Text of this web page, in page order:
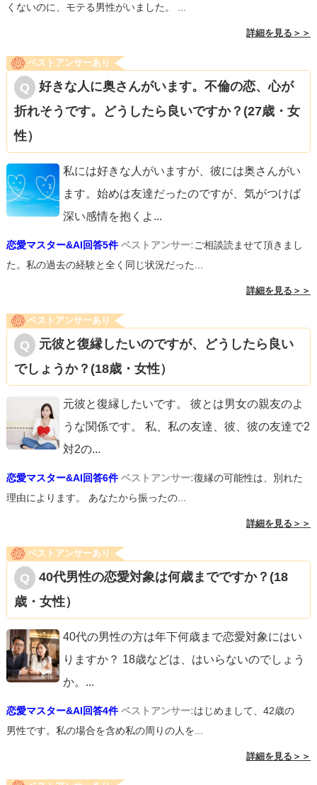
くないのに、モテる男性がいました。 ...
詳細を見る＞＞
ベストアンサーあり
好きな人に奥さんがいます。不倫の恋、心が
折れそうです。どうしたら良いですか？(27歳・女
性）
私には好きな人がいますが、彼には奥さんがい
ます。始めは友達だったのですが、気がつけば
深い感情を抱くよ ...
恋愛マスター&AI回答5件 ベストアンサー:ご相談読ませて頂きまし
た。私の過去の経験と全く同じ状況だった...
詳細を見る＞＞
ベストアンサーあり
元彼と復縁したいのですが、どうしたら良い
でしょうか？(18歳・女性）
元彼と復縁したいです。 彼とは男女の親友のよ
うな関係です。 私、私の友達、彼、彼の友達で2
対2の...
恋愛マスター&AI回答6件 ベストアンサー:復縁の可能性は、別れた
理由によります。 あなたから振ったの...
詳細を見る＞＞
ベストアンサーあり
40代男性の恋愛対象は何歳までですか？(18
歳・女性）
40代の男性の方は年下何歳まで恋愛対象にはい
りますか？ 18歳などは、はいらないのでしょう
か。 ...
恋愛マスター&AI回答4件 ベストアンサー:はじめまして、42歳の
男性です。私の場合を含め私の周りの人を...
詳細を見る＞＞